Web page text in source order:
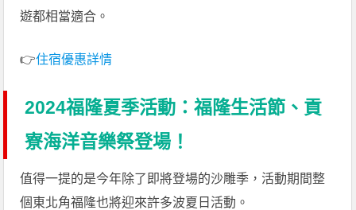
遊都相當適合。
👉住宿優惠詳情
2024福隆夏季活動：福隆生活節、貢
寮海洋音樂祭登場！
值得一提的是今年除了即將登場的沙雕季，活動期間整
個東北角福隆也將迎來許多波夏日活動。